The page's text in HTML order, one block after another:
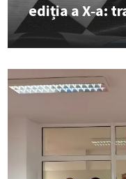
ediția a X‑a: